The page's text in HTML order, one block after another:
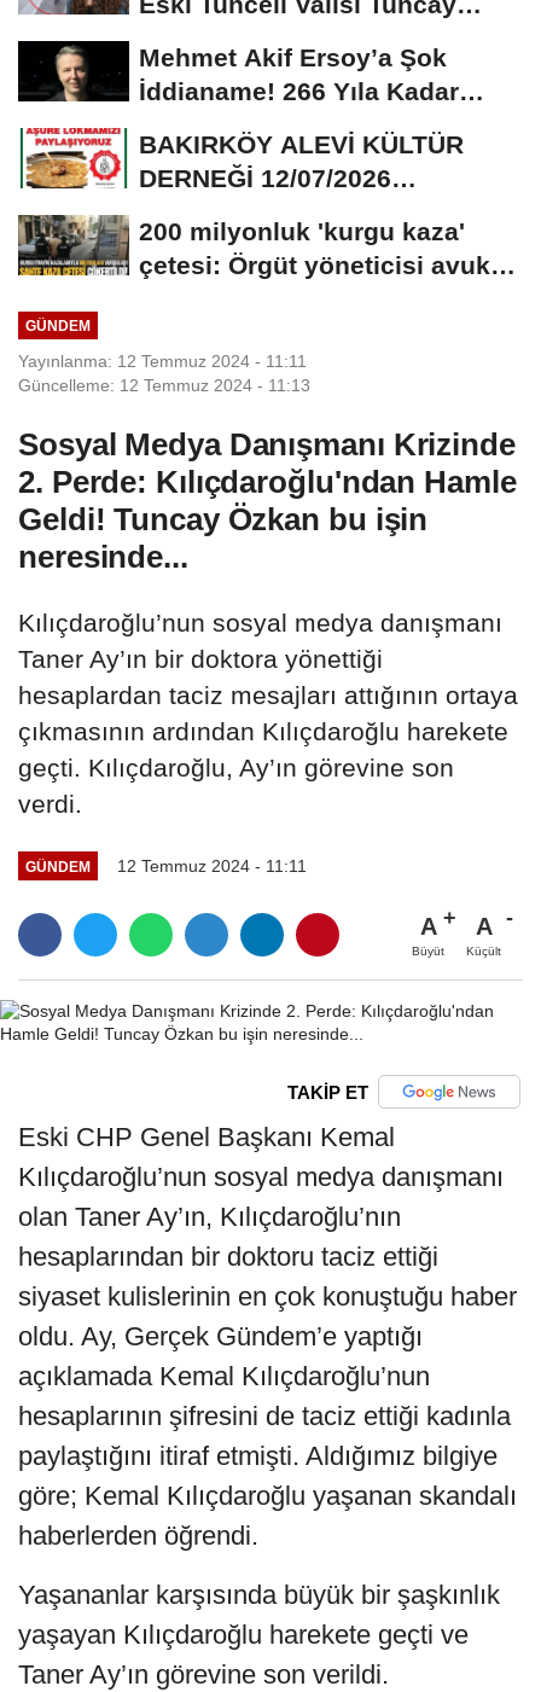
Mehmet Akif Ersoy’a Şok
İddianame! 266 Yıla Kadar
Hapis Talebi
BAKIRKÖY ALEVİ KÜLTÜR
DERNEĞİ 12/07/2026
DAVETİNE...
200 milyonluk 'kurgu kaza'
çetesi: Örgüt yöneticisi avukat
GÜNDEM
Yayınlanma: 12 Temmuz 2024 - 11:11
Güncelleme: 12 Temmuz 2024 - 11:13
Sosyal Medya Danışmanı Krizinde
2. Perde: Kılıçdaroğlu'ndan Hamle
Geldi! Tuncay Özkan bu işin
neresinde...
Kılıçdaroğlu’nun sosyal medya danışmanı
Taner Ay’ın bir doktora yönettiği
hesaplardan taciz mesajları attığının ortaya
çıkmasının ardından Kılıçdaroğlu harekete
geçti. Kılıçdaroğlu, Ay’ın görevine son
verdi.
GÜNDEM 12 Temmuz 2024 - 11:11
A
Büyüt
A
Küçült
TAKİP ET
Eski CHP Genel Başkanı Kemal
Kılıçdaroğlu’nun sosyal medya danışmanı
olan Taner Ay’ın, Kılıçdaroğlu’nın
hesaplarından bir doktoru taciz ettiği
siyaset kulislerinin en çok konuştuğu haber
oldu. Ay, Gerçek Gündem’e yaptığı
açıklamada Kemal Kılıçdaroğlu’nun
hesaplarının şifresini de taciz ettiği kadınla
paylaştığını itiraf etmişti. Aldığımız bilgiye
göre; Kemal Kılıçdaroğlu yaşanan skandalı
haberlerden öğrendi.
Yaşananlar karşısında büyük bir şaşkınlık
yaşayan Kılıçdaroğlu harekete geçti ve
Taner Ay’ın görevine son verildi.